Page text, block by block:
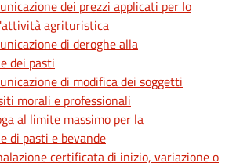
dei prezzi applicati per lo
agrituristica
di deroghe alla
dei pasti
di modifica dei soggetti
morali e professionali
al limite massimo per la
di pasti e bevande
certificata di inizio, variazione o